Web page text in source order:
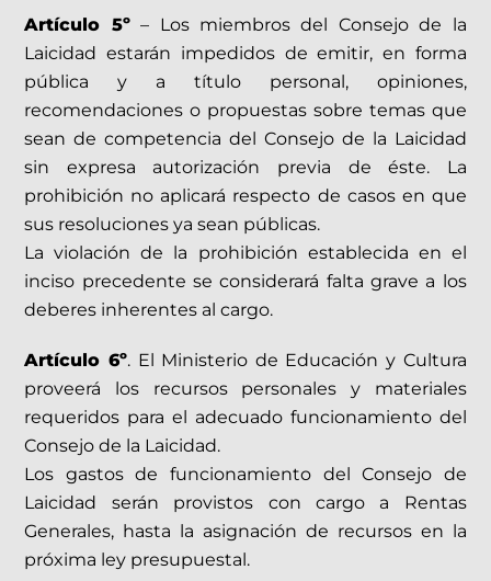
Artículo 5º– Los miembros del Consejo de la
Laicidad estarán impedidos de emitir, en forma
pública y a título personal, opiniones,
recomendaciones o propuestas sobre temas que
sean de competencia del Consejo de la Laicidad
sin expresa autorización previa de éste. La
prohibición no aplicará respecto de casos en que
sus resoluciones ya sean públicas.
La violación de la prohibición establecida en el
inciso precedente se considerará falta grave a los
deberes inherentes al cargo.
Artículo 6º. El Ministerio de Educación y Cultura
proveerá los recursos personales y materiales
requeridos para el adecuado funcionamiento del
Consejo de la Laicidad.
Los gastos de funcionamiento del Consejo de
Laicidad serán provistos con cargo a Rentas
Generales, hasta la asignación de recursos en la
próxima ley presupuestal.